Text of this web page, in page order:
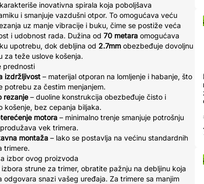
inovativna spirala koja poboljšava
i smanjuje vazdušni otpor. To omogućava veću
uz manje vibracije i buku, čime se postiže veća
i udobnost rada. Dužina od 70 metara omogućava
upotrebu, dok debljina od 2.7mm obezbeđuje dovoljnu
za teže uslove košenja.
prednosti
izdržljivost – materijal otporan na lomljenje i habanje, što
potrebu za čestim menjanjem.
rezanje – duoline konstrukcija obezbeđuje čisto i
košenje, bez cepanja biljaka.
motora – minimalno trenje smanjuje potrošnju
vek trimera.
montaža – lako se postavlja na većinu standardnih
trimere.
izbor ovog proizvoda
izbora strune za trimer, obratite pažnju na debljinu koja
odgovara snazi vašeg uređaja. Za trimere sa manjim